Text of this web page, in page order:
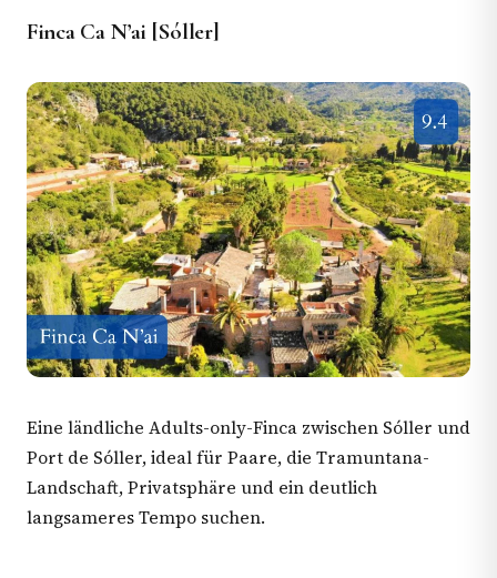
Finca Ca N’ai [Sóller]
Eine ländliche Adults-only-Finca zwischen Sóller und
Port de Sóller, ideal für Paare, die Tramuntana-
Landschaft, Privatsphäre und ein deutlich
langsameres Tempo suchen.